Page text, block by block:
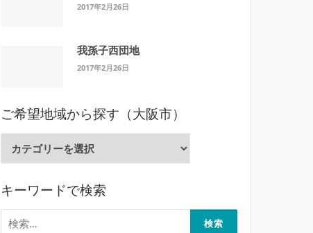
2017年2月26日
我孫子西団地
2017年2月26日
ご希望地域から探す（大阪市）
地
域
か
キーワードで検索
検
索: